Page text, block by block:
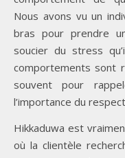
Nous avons vu un
bras pour prendre
soucier du stress
comportements sont
souvent pour
l’importance du
Hikkaduwa est
où la clientèle